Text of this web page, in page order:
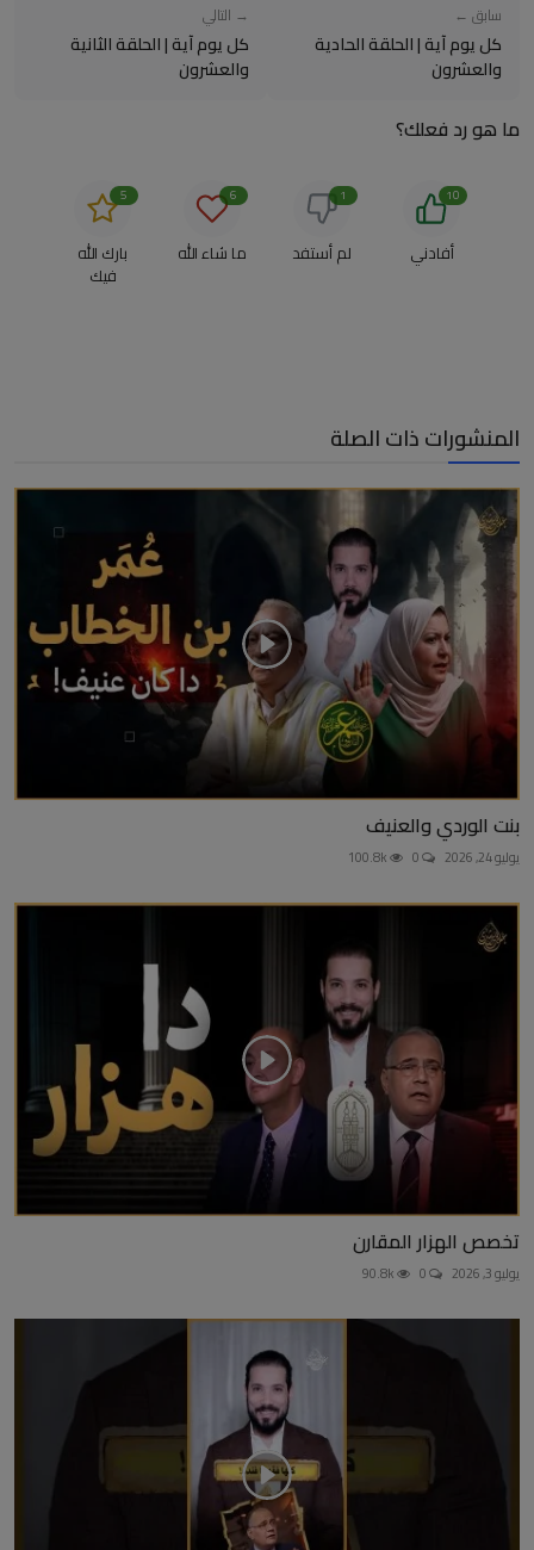
سابق ←
كل يوم آية | الحلقة الحادية
والعشرون
→ التالي
كل يوم آية | الحلقة الثانية
والعشرون
ما هو رد فعلك؟
أفادني
10
لم أستفد
1
ما شاء الله
6
بارك الله
فيك
5
المنشورات ذات الصلة
بنت الوردي والعنيف
يوليو 24, 2026
تخصص الهزار المقارن
يوليو 3, 2026